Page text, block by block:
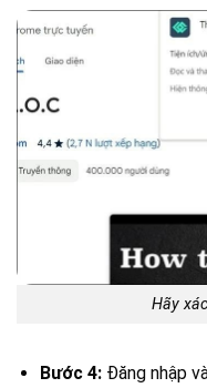
Hãy
Bước 4:Đăng nhập